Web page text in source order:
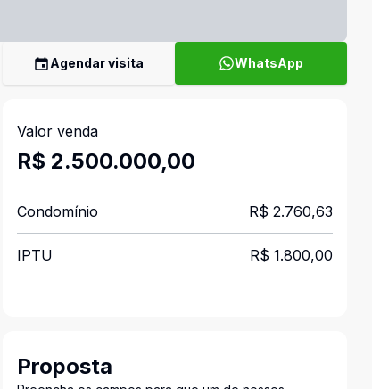
Agendar visita WhatsApp
Valor venda
R$ 2.500.000,00
Condomínio R$ 2.760,63
IPTU R$ 1.800,00
Proposta